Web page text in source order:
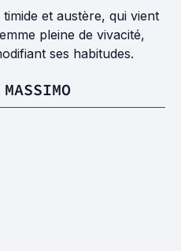
et austère, qui vient
pleine de vivacité,
ses habitudes.